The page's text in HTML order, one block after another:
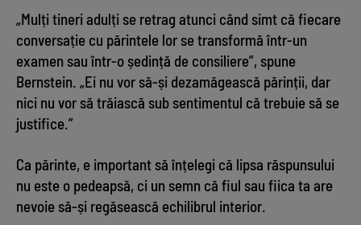
„Mulți tineri adulți se retrag atunci când simt că fiecare
conversație cu părintele lor se transformă într-un
examen sau într-o ședință de consiliere”, spune
Bernstein. „Ei nu vor să-și dezamăgească părinții, dar
nici nu vor să trăiască sub sentimentul că trebuie să se
justifice.”
Ca părinte, e important să înțelegi că lipsa răspunsului
nu este o pedeapsă, ci un semn că fiul sau fiica ta are
nevoie să-și regăsească echilibrul interior.